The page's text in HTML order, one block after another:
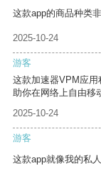
这款app的商品种类
2025-10-24
游客
这款加速器VPM应
助你在网络上自由移
2025-10-24
游客
这款app就像我的私